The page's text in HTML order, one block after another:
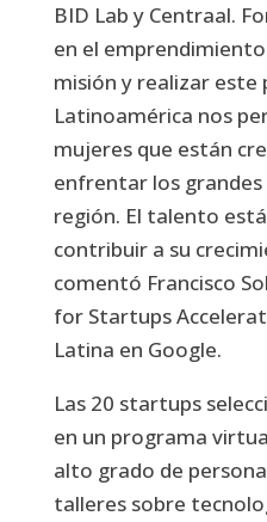
BID Lab y Centraal.
en el
misión y realizar este
Latinoamérica nos
mujeres que están
enfrentar los
región. El talento
contribuir a su
comentó Francisco
for Startups
Latina en Google.
Las 20 startups
en un programa
alto grado de
talleres sobre